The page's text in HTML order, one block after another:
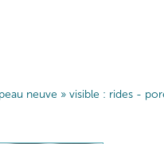
neuve » visible : rides -